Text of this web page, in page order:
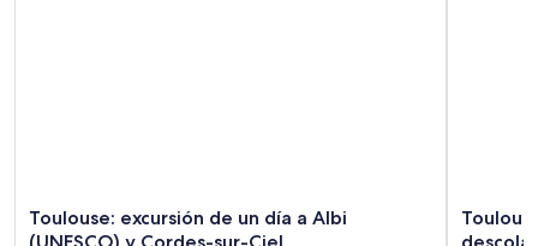
Toulouse: excursión de un día a Albi